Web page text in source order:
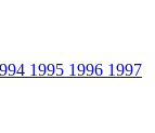
1995 1996 1997